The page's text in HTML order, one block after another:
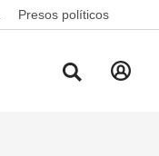
Presos políticos